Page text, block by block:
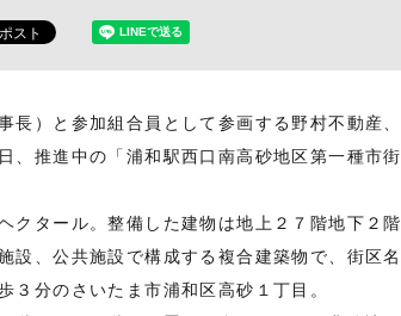
）と参加組合員として参画する野村不動産、
、推進中の「浦和駅西口南高砂地区第一種市街
タール。整備した建物は地上２７階地下２階
設、公共施設で構成する複合建築物で、街区名
分のさいたま市浦和区高砂１丁目。